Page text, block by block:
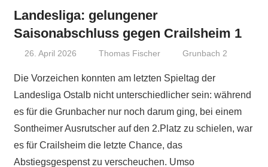
Landesliga: gelungener
Saisonabschluss gegen Crailsheim 1
26. April 2026 Thomas Fischer Grunbach 2
Die Vorzeichen konnten am letzten Spieltag der
Landesliga Ostalb nicht unterschiedlicher sein: während
es für die Grunbacher nur noch darum ging, bei einem
Sontheimer Ausrutscher auf den 2.Platz zu schielen, war
es für Crailsheim die letzte Chance, das
Abstiegsgespenst zu verscheuchen. Umso